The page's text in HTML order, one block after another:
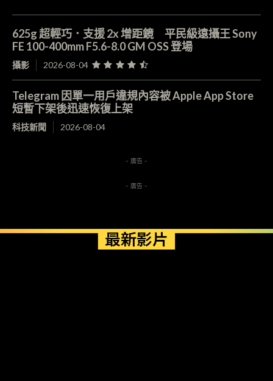
625g 超輕巧．支援 2x 增距鏡 平民級遠攝王 Sony
FE 100-400mm F5.6-8.0 GM OSS 登場
攝影 2026-08-04
Telegram 因單一用戶違規內容被 Apple App Store
短暫下架後迅速恢復上架
科技新聞 2026-08-04
- 廣告 -
- 廣告 -
最新影片